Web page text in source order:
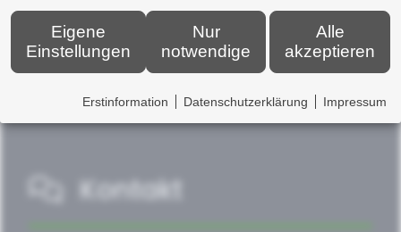
Eigene
Einstellungen
Nur
notwendige
Alle
akzeptieren
Erstinformation Datenschutzerklärung Impressum
Kontakt